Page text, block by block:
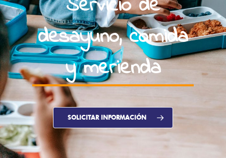
desayuno, comida
y merienda
SOLICITAR INFORMACIÓN